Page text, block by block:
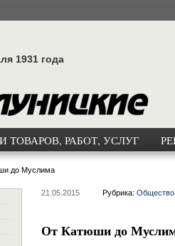
1931 года
ТОВАРОВ, РАБОТ, УСЛУГ
до Муслима
21.05.2015 Рубрика: Общество
От Катюши до